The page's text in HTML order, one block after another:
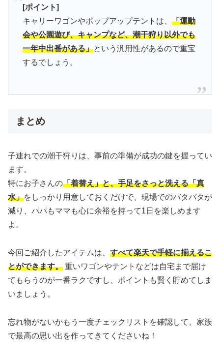
[ポイント]
キャリーワゴンやポップアップテントは、 「運動
会や公園遊び、キャンプなど、潮干狩り以外でも
一年中出番がある」という汎用性があるので重宝
するでしょう。
まとめ
子連れでの潮干狩りは、事前の準備が成功の鍵を握ってい
ます。
特にお子さんの「着替え」と、手足をさっと洗える「真
水」をしっかり用意しておくだけで、現場でのバタバタが
減り、パパもママも心に余裕を持って1日を楽しめます
よ。
今回ご紹介したアイテムは、 すべて楽天で手軽に揃えるこ
とができます。 重いワゴンやテントなどは自宅まで届け
てもらうのが一番ラクですし、ポイントも賢く貯めてしま
いましょう。
忘れ物がないかもう一度チェックリストを確認して、家族
で最高の思い出を作ってきてくださいね！